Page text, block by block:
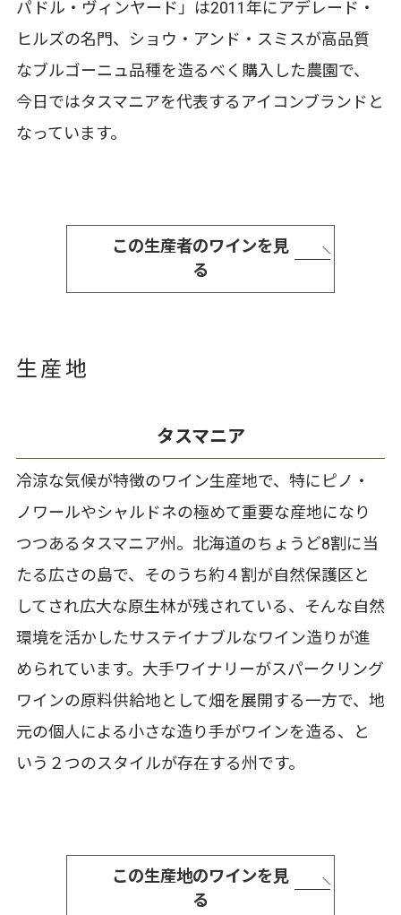
パドル・ヴィンヤード」は2011年にアデレード・
ヒルズの名門、ショウ・アンド・スミスが高品質
なブルゴーニュ品種を造るべく購入した農園で、
今日ではタスマニアを代表するアイコンブランドと
なっています。
この生産者のワインを見
る
生産地
タスマニア
冷涼な気候が特徴のワイン生産地で、特にピノ・
ノワールやシャルドネの極めて重要な産地になり
つつあるタスマニア州。北海道のちょうど8割に当
たる広さの島で、そのうち約４割が自然保護区と
してされ広大な原生林が残されている、そんな自然
環境を活かしたサステイナブルなワイン造りが進
められています。大手ワイナリーがスパークリング
ワインの原料供給地として畑を展開する一方で、地
元の個人による小さな造り手がワインを造る、と
いう２つのスタイルが存在する州です。
この生産地のワインを見
る